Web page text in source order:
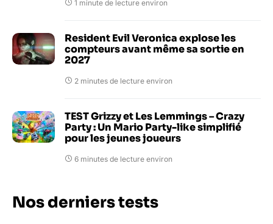
1 minute de lecture environ
Resident Evil Veronica explose les
compteurs avant même sa sortie en
2027
2 minutes de lecture environ
TEST Grizzy et Les Lemmings – Crazy
Party : Un Mario Party-like simplifié
pour les jeunes joueurs
6 minutes de lecture environ
Nos derniers tests